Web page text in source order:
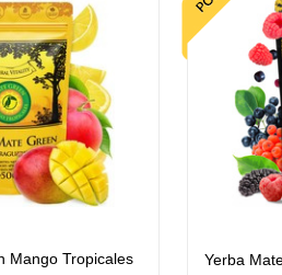
Mango Tropicales
Yerba